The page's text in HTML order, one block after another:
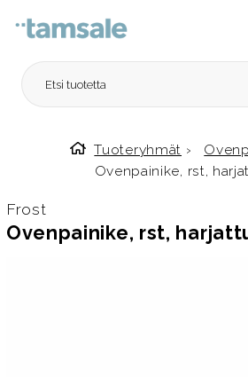
Etusivulle
Tuoteryhmät ›
Ovenpainike, rst,
Frost
Ovenpainike, rst,